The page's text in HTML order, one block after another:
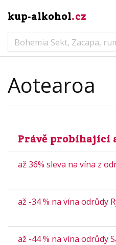
kup-alkohol.cz
Aotearoa
Právě probíhající
až 36% sleva na vína z
až -34 % na vína odrůdy
až -44 % na vína odrůdy